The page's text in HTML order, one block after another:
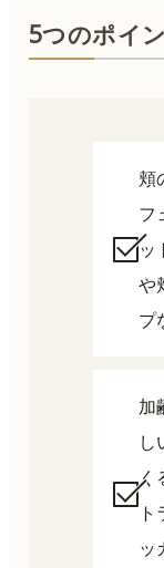
5つのポイ
頬
フ
ッ
や
プ
加
く
ト
ッ